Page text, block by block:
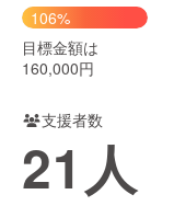
Creation
コミュニティ
106%
目標金額は
160,000円
支援者数
21 人